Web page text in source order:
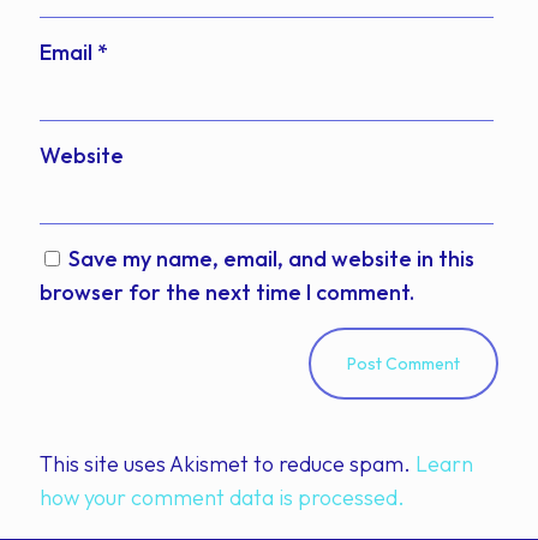
Email *
Website
Save my name, email, and website in this
browser for the next time I comment.
This site uses Akismet to reduce spam. Learn
how your comment data is processed.